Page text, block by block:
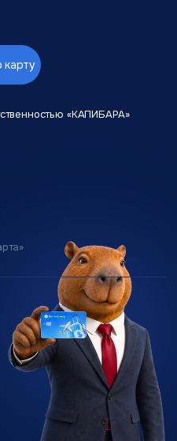
«КАПИБАРА»
карту